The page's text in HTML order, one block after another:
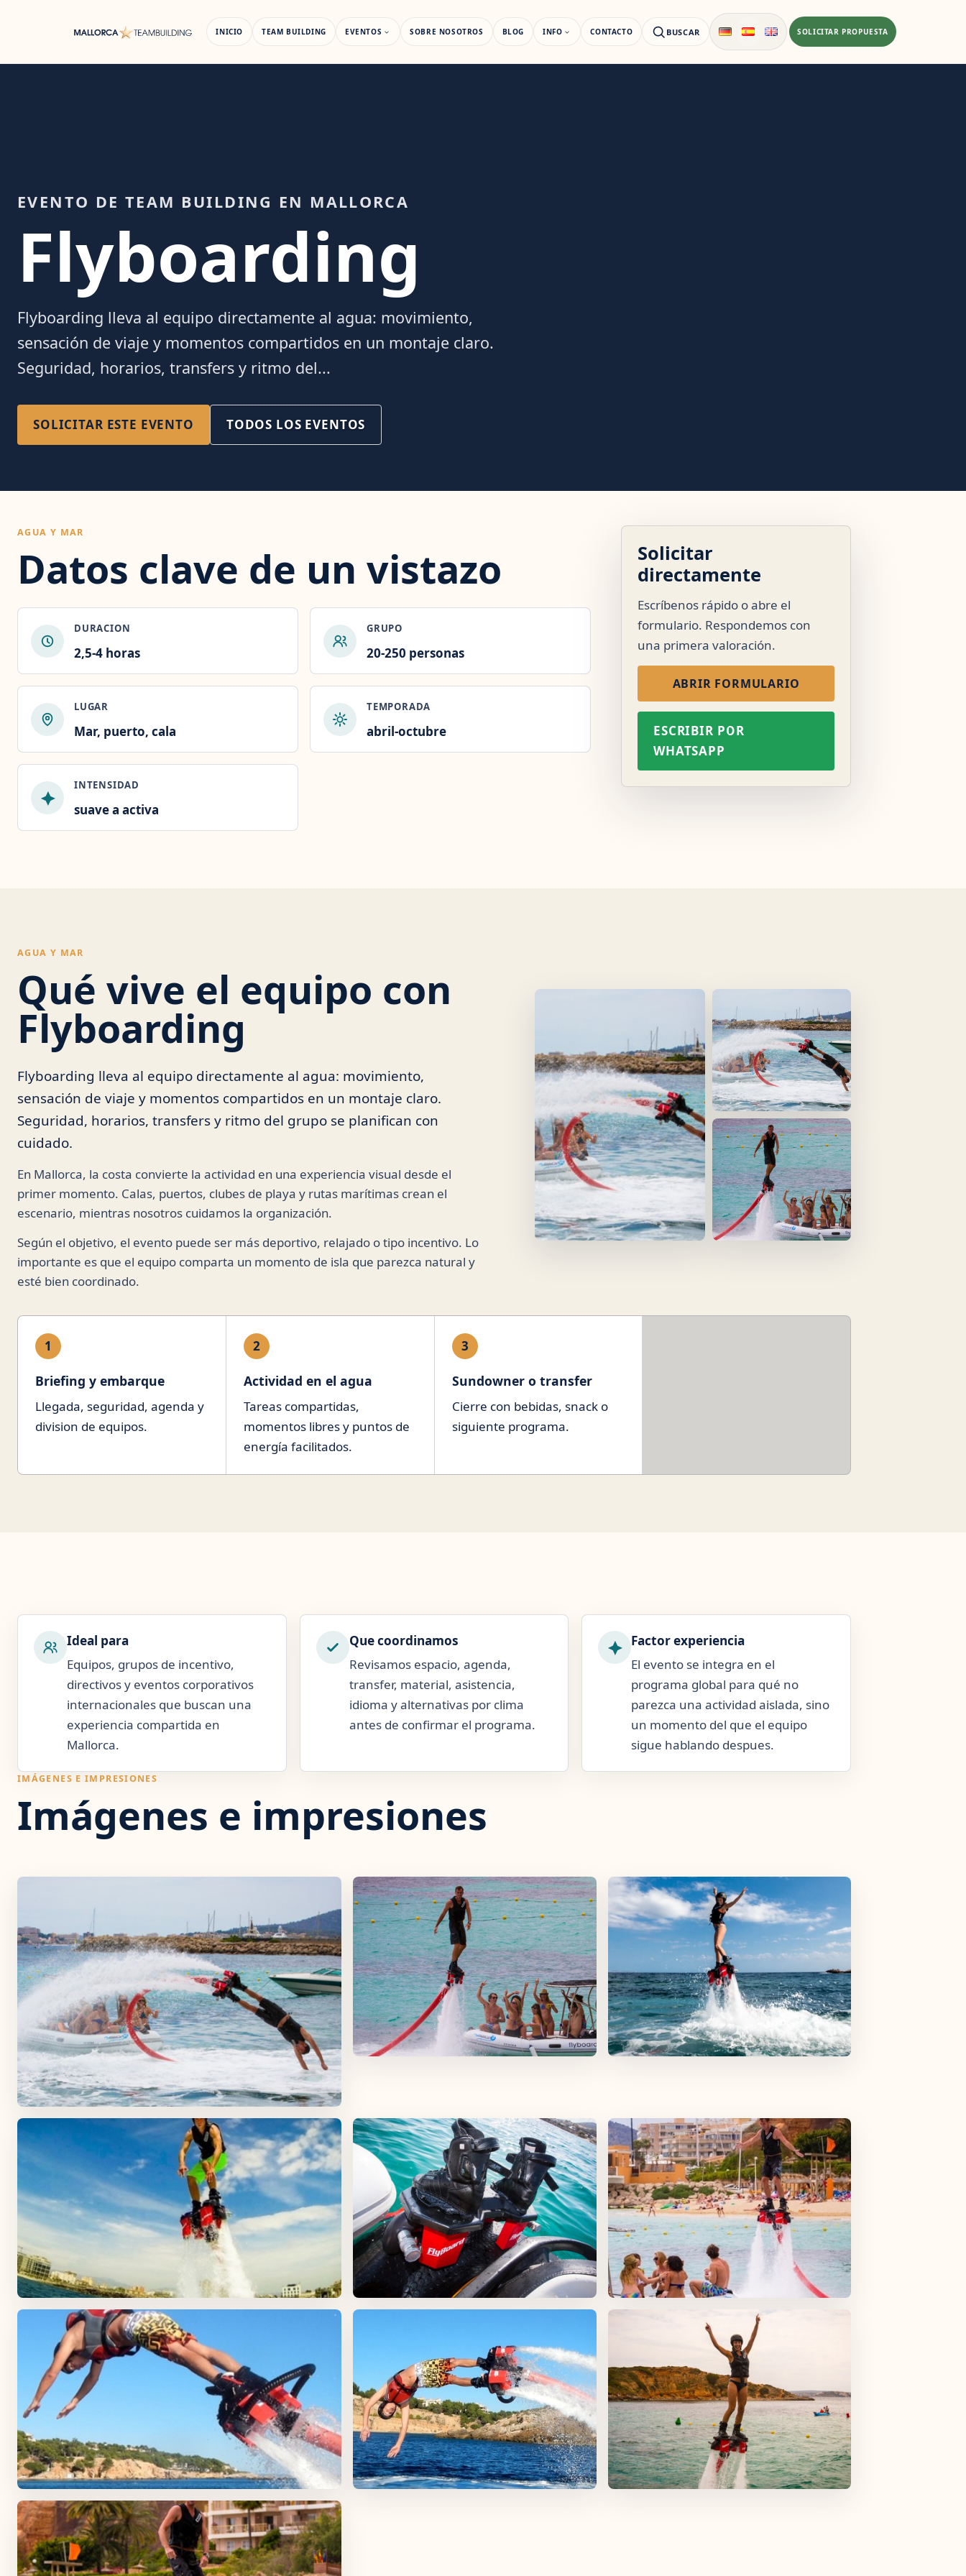
INICIO TEAM BUILDING EVENTOS SOBRE NOSOTROS BLOG INFO CONTACTO BUSCAR SOLICITAR PROPUESTA
EVENTO DE TEAM BUILDING EN MALLORCA
Flyboarding
Flyboarding lleva al equipo directamente al agua: movimiento,
sensación de viaje y momentos compartidos en un montaje claro.
Seguridad, horarios, transfers y ritmo del...
SOLICITAR ESTE EVENTO TODOS LOS EVENTOS
AGUA Y MAR
Datos clave de un vistazo
DURACION
2,5-4 horas
GRUPO
20-250 personas
LUGAR
Mar, puerto, cala
TEMPORADA
abril-octubre
INTENSIDAD
suave a activa
Solicitar
directamente
Escríbenos rápido o abre el
formulario. Respondemos con
una primera valoración.
ABRIR FORMULARIO
ESCRIBIR POR
WHATSAPP
AGUA Y MAR
Qué vive el equipo con
Flyboarding
Flyboarding lleva al equipo directamente al agua: movimiento,
sensación de viaje y momentos compartidos en un montaje claro.
Seguridad, horarios, transfers y ritmo del grupo se planifican con
cuidado.
En Mallorca, la costa convierte la actividad en una experiencia visual desde el
primer momento. Calas, puertos, clubes de playa y rutas marítimas crean el
escenario, mientras nosotros cuidamos la organización.
Según el objetivo, el evento puede ser más deportivo, relajado o tipo incentivo. Lo
importante es que el equipo comparta un momento de isla que parezca natural y
esté bien coordinado.
1
Briefing y embarque
Llegada, seguridad, agenda y
division de equipos.
2
Actividad en el agua
Tareas compartidas,
momentos libres y puntos de
energía facilitados.
3
Sundowner o transfer
Cierre con bebidas, snack o
siguiente programa.
Ideal para
Equipos, grupos de incentivo,
directivos y eventos corporativos
internacionales que buscan una
experiencia compartida en
Mallorca.
Que coordinamos
Revisamos espacio, agenda,
transfer, material, asistencia,
idioma y alternativas por clima
antes de confirmar el programa.
Factor experiencia
El evento se integra en el
programa global para qué no
parezca una actividad aislada, sino
un momento del que el equipo
sigue hablando despues.
IMÁGENES E IMPRESIONES
Imágenes e impresiones